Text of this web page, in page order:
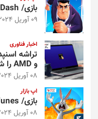
بازی/ Agent Dash؛ سکه‌ها را جمع کنید
09 آوریل 2024
اخبار فناوری
و AMD را شکست داد
08 آوریل 2024
اپ بازار
بازی/ Looney Tunes؛ شهری بزرگ بسازید
08 آوریل 2024